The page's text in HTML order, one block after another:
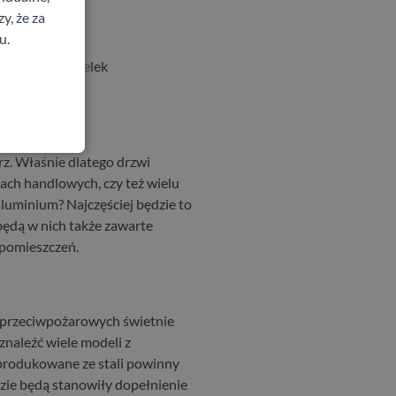
listwy, uszczelek
Właśnie dlatego drzwi
handlowych, czy też wielu
Najczęściej będzie to
w nich także zawarte
świetnie
wiele modeli z
ze stali powinny
będą stanowiły dopełnienie
że za